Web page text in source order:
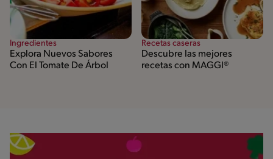
Ingredientes
Explora Nuevos Sabores
Con El Tomate De Árbol
Recetas caseras
Descubre las mejores
recetas con MAGGI®